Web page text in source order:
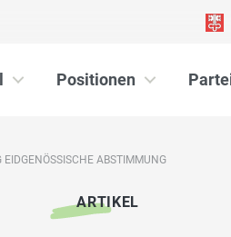
Positionen
ABSTIMMUNG
ARTIKEL